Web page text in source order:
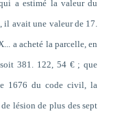
a estimé la valeur du
il avait une valeur de 17.
a acheté la parcelle, en
381. 122, 54 € ; que
1676 du code civil, la
lésion de plus des sept